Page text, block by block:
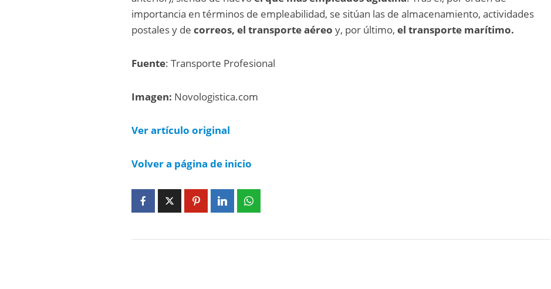
importancia en términos de empleabilidad, se sitúan las de almacenamiento, actividades
postales y decorreos, el transporte aéreo y, por último,el transporte marítimo.
Fuente: Transporte Profesional
Imagen: Novologistica.com
Ver artículo original
Volver a página de inicio